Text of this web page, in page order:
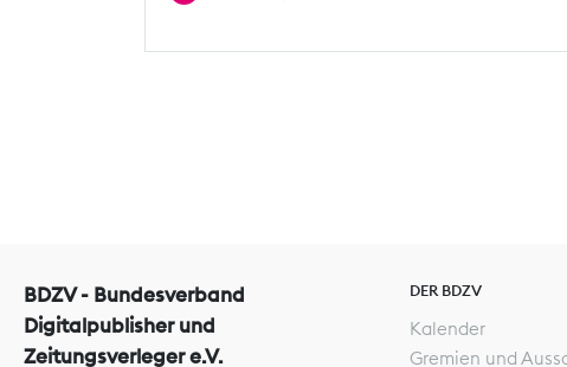
BDZV - Bundesverband
Digitalpublisher und
Zeitungsverleger e.V.
DER BDZV
Kalender
Gremien und